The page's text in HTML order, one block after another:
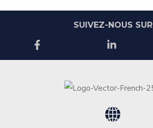
SUIVEZ-NOUS SUR